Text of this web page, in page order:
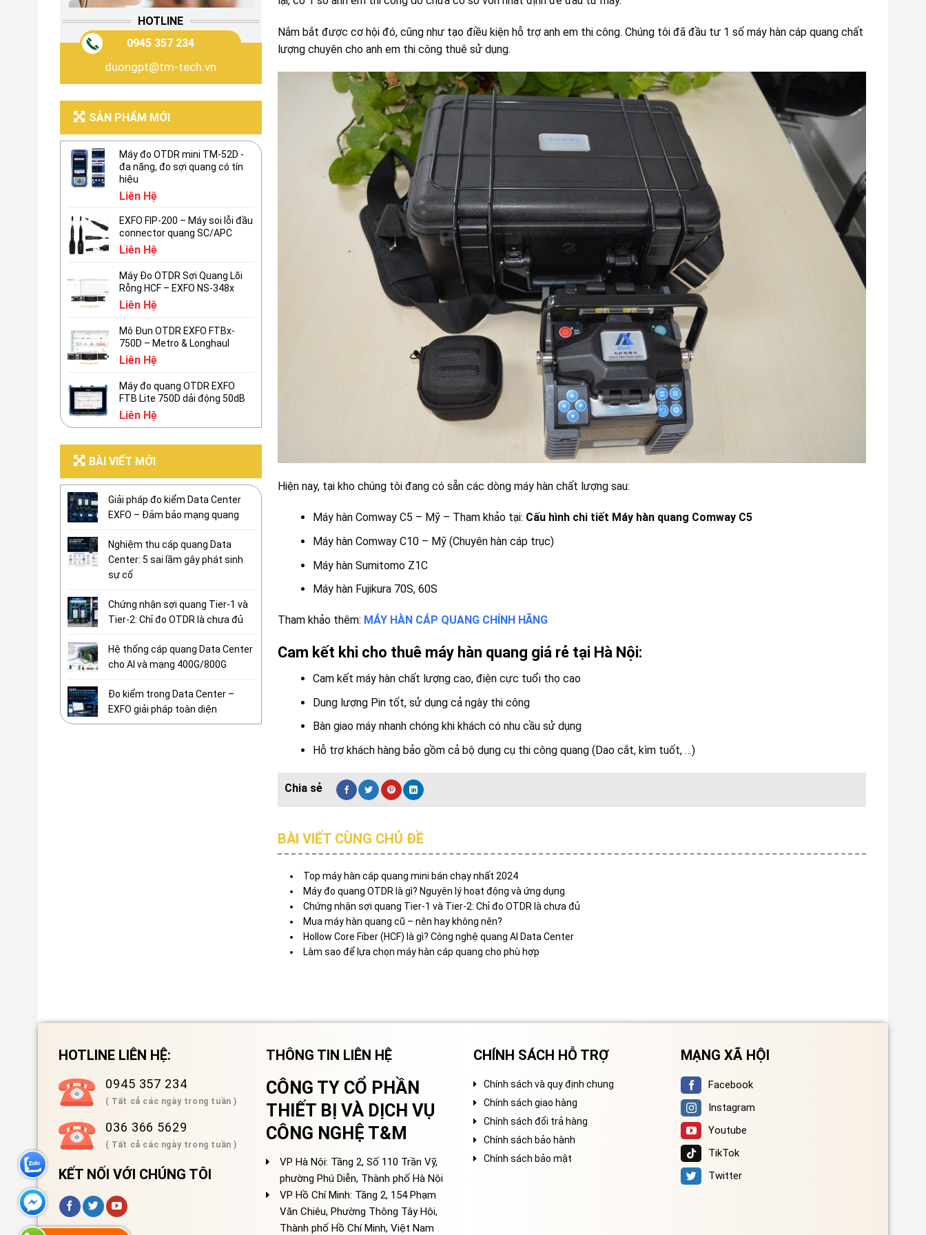
HOTLINE
0945 357 234
duongpt@tm-tech.vn
SẢN PHẨM MỚI
Máy đo OTDR mini TM-52D -
đa năng, đo sợi quang có tín
hiệu
Liên Hệ
EXFO FIP-200 – Máy soi lỗi đầu
connector quang SC/APC
Liên Hệ
Máy Đo OTDR Sợi Quang Lõi
Rỗng HCF – EXFO NS-348x
Liên Hệ
Mô Đun OTDR EXFO FTBx-
750D – Metro & Longhaul
Liên Hệ
Máy đo quang OTDR EXFO
FTB Lite 750D dải động 50dB
Liên Hệ
BÀI VIẾT MỚI
Giải pháp đo kiểm Data Center
EXFO – Đảm bảo mạng quang
Nghiệm thu cáp quang Data
Center: 5 sai lầm gây phát sinh
sự cố
Chứng nhận sợi quang Tier-1 và
Tier-2: Chỉ đo OTDR là chưa đủ
Hệ thống cáp quang Data Center
cho AI và mạng 400G/800G
Đo kiểm trong Data Center –
EXFO giải pháp toàn diện
Nắm bắt được cơ hội đó, cũng như tạo điều kiện hỗ trợ anh em thi công. Chúng tôi đã đầu tư 1 số máy hàn cáp quang chất
lượng chuyên cho anh em thi công thuê sử dụng.
Hiện nay, tại kho chúng tôi đang có sẵn các dòng máy hàn chất lượng sau:
Máy hàn Comway C5 – Mỹ – Tham khảo tại: Cấu hình chi tiết Máy hàn quang Comway C5
Máy hàn Comway C10 – Mỹ (Chuyên hàn cáp trục)
Máy hàn Sumitomo Z1C
Máy hàn Fujikura 70S, 60S
Tham khảo thêm: MÁY HÀN CÁP QUANG CHÍNH HÃNG
Cam kết khi cho thuê máy hàn quang giá rẻ tại Hà Nội:
Cam kết máy hàn chất lượng cao, điện cực tuổi thọ cao
Dung lượng Pin tốt, sử dụng cả ngày thi công
Bàn giao máy nhanh chóng khi khách có nhu cầu sử dụng
Hỗ trợ khách hàng bảo gồm cả bộ dụng cụ thi công quang (Dao cắt, kìm tuốt, …)
BÀI VIẾT CÙNG CHỦ ĐỀ
Top máy hàn cáp quang mini bán chạy nhất 2024
Máy đo quang OTDR là gì? Nguyên lý hoạt động và ứng dụng
Chứng nhận sợi quang Tier-1 và Tier-2: Chỉ đo OTDR là chưa đủ
Mua máy hàn quang cũ – nên hay không nên?
Hollow Core Fiber (HCF) là gì? Công nghệ quang AI Data Center
Làm sao để lựa chọn máy hàn cáp quang cho phù hợp
HOTLINE LIÊN HỆ:
0945 357 234
( Tất cả các ngày trong tuần )
036 366 5629
( Tất cả các ngày trong tuần )
KẾT NỐI VỚI CHÚNG TÔI
THÔNG TIN LIÊN HỆ
CÔNG TY CỔ PHẦN
THIẾT BỊ VÀ DỊCH VỤ
CÔNG NGHỆ T&M
VP Hà Nội: Tầng 2, Số 110 Trần Vỹ,
phường Phú Diễn, Thành phố Hà Nội
VP Hồ Chí Minh: Tầng 2, 154 Phạm
Văn Chiêu, Phường Thông Tây Hội,
Thành phố Hồ Chí Minh, Việt Nam
CHÍNH SÁCH HỖ TRỢ
Chính sách và quy định chung
Chính sách giao hàng
Chính sách đổi trả hàng
Chính sách bảo hành
Chính sách bảo mật
MẠNG XÃ HỘI
Facebook
Instagram
Youtube
TikTok
Twitter